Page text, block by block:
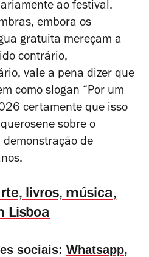
ao festival.
embora os
gratuita mereçam a
contrário,
vale a pena dizer que
como slogan “Por um
certamente que isso
sobre o
demonstração de
livros, música,
Lisboa
sociais: Whatsapp,